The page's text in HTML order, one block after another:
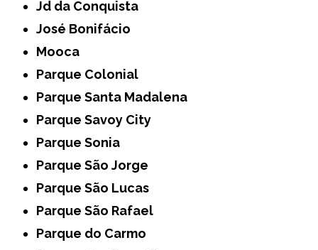
Jd da Conquista
José Bonifácio
Mooca
Parque Colonial
Parque Santa Madalena
Parque Savoy City
Parque Sonia
Parque São Jorge
Parque São Lucas
Parque São Rafael
Parque do Carmo